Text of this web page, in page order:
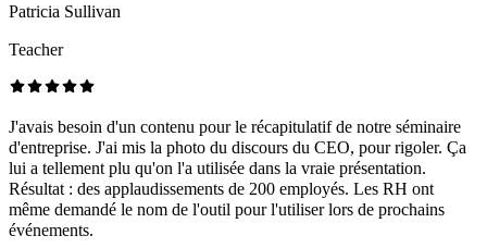
Patricia Sullivan
Teacher
J'avais besoin d'un contenu pour le récapitulatif de notre séminaire
d'entreprise. J'ai mis la photo du discours du CEO, pour rigoler. Ça
lui a tellement plu qu'on l'a utilisée dans la vraie présentation.
Résultat : des applaudissements de 200 employés. Les RH ont
même demandé le nom de l'outil pour l'utiliser lors de prochains
événements.